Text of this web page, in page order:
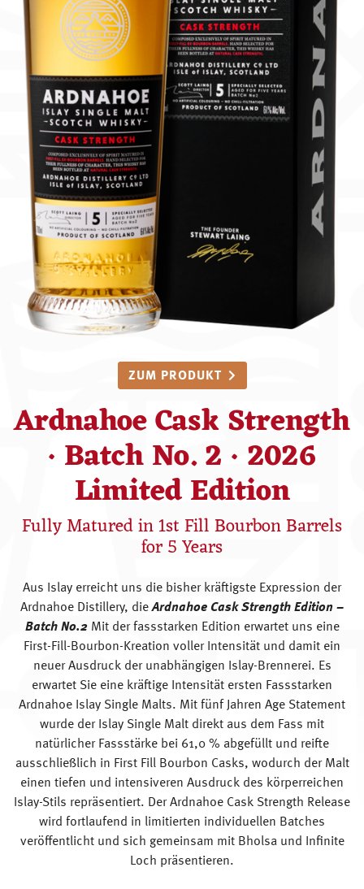
ZUM PRODUKT
Ardnahoe Cask Strength
· Batch No. 2 · 2026
Limited Edition
Fully Matured in 1st Fill Bourbon Barrels
for 5 Years
Aus Islay erreicht uns die bisher kräftigste Expression der
Ardnahoe Distillery, dieArdnahoe Cask Strength Edition –
Batch No.2 Mit der fassstarken Edition erwartet uns eine
First-Fill-Bourbon-Kreation voller Intensität und damit ein
neuer Ausdruck der unabhängigen Islay-Brennerei. Es
erwartet Sie eine kräftige Intensität ersten Fassstarken
Ardnahoe Islay Single Malts. Mit fünf Jahren Age Statement
wurde der Islay Single Malt direkt aus dem Fass mit
natürlicher Fassstärke bei 61,0 % abgefüllt und reifte
ausschließlich in First Fill Bourbon Casks, wodurch der Malt
einen tiefen und intensiveren Ausdruck des körperreichen
Islay-Stils repräsentiert. Der Ardnahoe Cask Strength Release
wird fortlaufend in limitierten individuellen Batches
veröffentlicht und sich gemeinsam mit Bholsa und Infinite
Loch präsentieren.